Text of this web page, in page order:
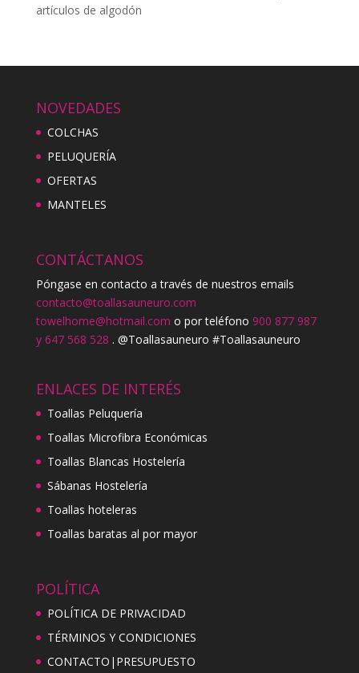
artículos de algodón
NOVEDADES
COLCHAS
PELUQUERÍA
OFERTAS
MANTELES
CONTÁCTANOS
Póngase en contacto a través de nuestros emails
contacto@toallasauneuro.com
towelhome@hotmail.com o por teléfono 900 877 987
y 647 568 528 . @Toallasauneuro #Toallasauneuro
ENLACES DE INTERÉS
Toallas Peluquería
Toallas Microfibra Económicas
Toallas Blancas Hostelería
Sábanas Hostelería
Toallas hoteleras
Toallas baratas al por mayor
POLÍTICA
POLÍTICA DE PRIVACIDAD
TÉRMINOS Y CONDICIONES
CONTACTO|PRESUPUESTO